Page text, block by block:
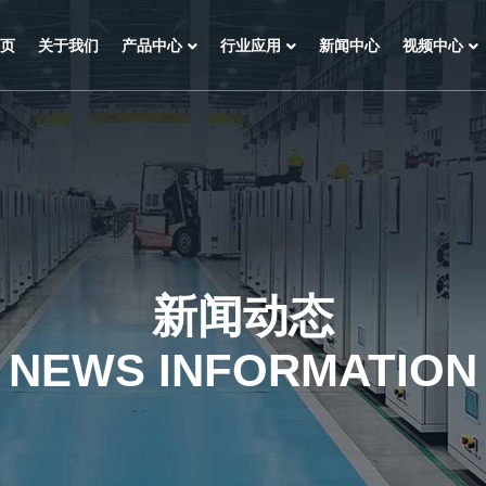
关于我们 产品中心 行业应用 新闻中心 视频中心
新闻动态
NEWS INFORMATION